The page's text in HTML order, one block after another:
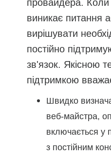
провайдера.
виникає питання
вирішувати
постійно
зв'язок. Якісною
підтримкою
Швидко
веб-майстра,
включається у
з постійним